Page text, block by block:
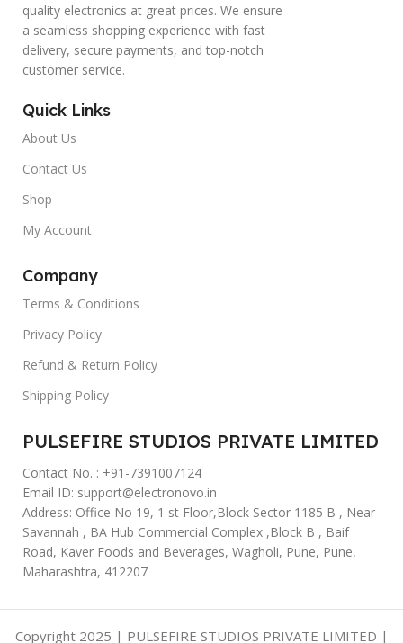
quality electronics at great prices. We ensure
a seamless shopping experience with fast
delivery, secure payments, and top-notch
customer service.
Quick Links
About Us
Contact Us
Shop
My Account
Company
Terms & Conditions
Privacy Policy
Refund & Return Policy
Shipping Policy
PULSEFIRE STUDIOS PRIVATE LIMITED
Contact No. : +91-7391007124
Email ID: support@electronovo.in
Address: Office No 19, 1 st Floor,Block Sector 1185 B , Near
Savannah , BA Hub Commercial Complex ,Block B , Baif
Road, Kaver Foods and Beverages, Wagholi, Pune, Pune,
Maharashtra, 412207
Copyright 2025 | PULSEFIRE STUDIOS PRIVATE LIMITED |